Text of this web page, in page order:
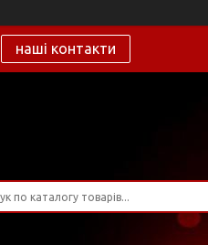
наші контакти